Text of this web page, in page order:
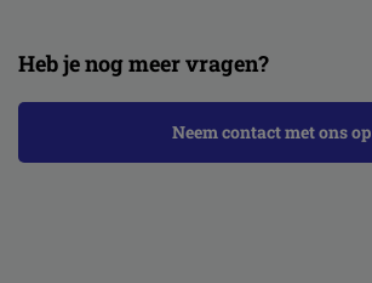
Heb je nog meer vragen?
Neem contact met ons op